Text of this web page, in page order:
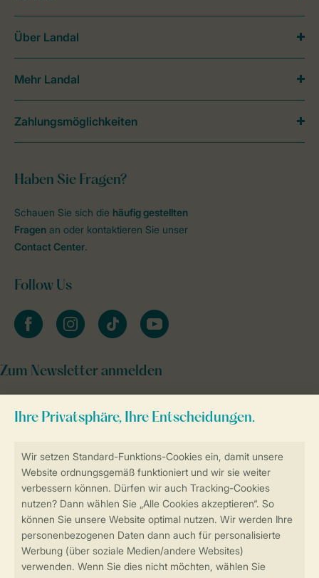
Sicher und schnell zur Online-Buchung
Sichere Datenübertragung
Sicheres Bezahlen
Haben Sie Fragen?
Schauen Sie sich die häufig gestellten
Fragen an oder kontaktieren Sie unser
Contact Center.
Follow Us
facebookinstagramtiktok youtube
Zum Newsletter anmelden
Über Landal
Mehr Landal
Zahlungsmöglichkeiten